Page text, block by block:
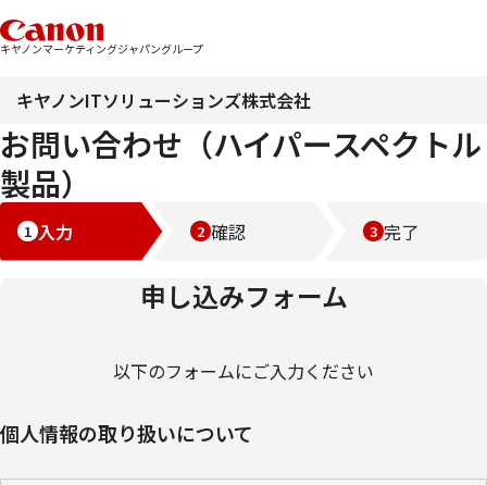
キヤノンマーケティングジャパングループ
キヤノンITソリューションズ株式会社
お問い合わせ（ハイパースペクトル
製品）
入力 確認 完了
申し込みフォーム
以下のフォームにご入力ください
個人情報の取り扱いについて